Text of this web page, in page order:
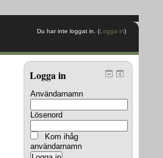
Du har inte loggat in. (Logga in)
Logga in
Användarnamn
Lösenord
Kom ihåg
användarnamn